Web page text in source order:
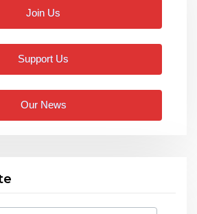
Join Us
Support Us
Our News